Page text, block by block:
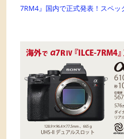
7RM4』国内で正式発表！スペッ